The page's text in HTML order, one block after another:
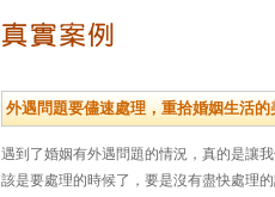
外遇問題要儘速處理，重拾婚姻生活的
遇到了婚姻有外遇問題的情況，真的是讓
該是要處理的時候了，要是沒有盡快處理